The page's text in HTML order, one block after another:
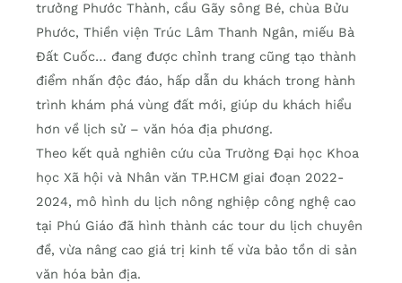
trưởng Phước Thành, cầu Gãy sông Bé, chùa Bửu
Phước, Thiền viện Trúc Lâm Thanh Ngân, miếu Bà
Đất Cuốc… đang được chỉnh trang cũng tạo thành
điểm nhấn độc đáo, hấp dẫn du khách trong hành
trình khám phá vùng đất mới, giúp du khách hiểu
hơn về lịch sử – văn hóa địa phương.
Theo kết quả nghiên cứu của Trường Đại học Khoa
học Xã hội và Nhân văn TP.HCM giai đoạn 2022-
2024, mô hình du lịch nông nghiệp công nghệ cao
tại Phú Giáo đã hình thành các tour du lịch chuyên
đề, vừa nâng cao giá trị kinh tế vừa bảo tồn di sản
văn hóa bản địa.